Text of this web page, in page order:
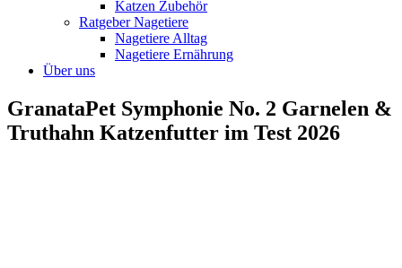
Katzen Zubehör
Ratgeber Nagetiere
Nagetiere Alltag
Nagetiere Ernährung
Über uns
GranataPet Symphonie No. 2 Garnelen &
Truthahn Katzenfutter im Test 2026